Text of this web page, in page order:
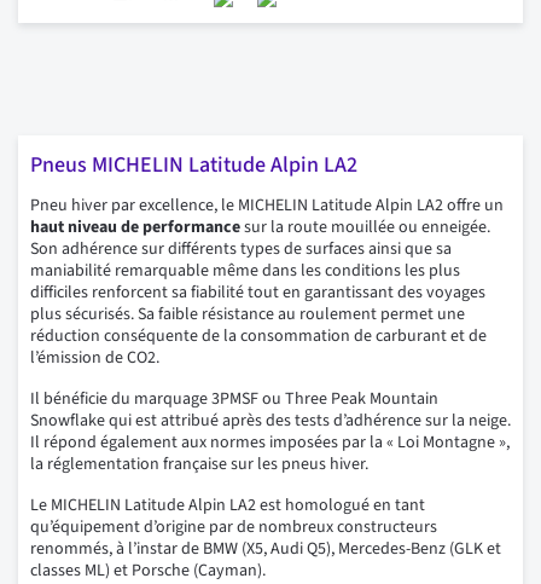
Pneus MICHELIN Latitude Alpin LA2
Pneu hiver par excellence, le MICHELIN Latitude Alpin LA2 offre un
haut niveau de performancesur la route mouillée ou enneigée.
Son adhérence sur différents types de surfaces ainsi que sa
maniabilité remarquable même dans les conditions les plus
difficiles renforcent sa fiabilité tout en garantissant des voyages
plus sécurisés. Sa faible résistance au roulement permet une
réduction conséquente de la consommation de carburant et de
l’émission de CO2.
Il bénéficie du marquage 3PMSF ou Three Peak Mountain
Snowflake qui est attribué après des tests d’adhérence sur la neige.
Il répond également aux normes imposées par la « Loi Montagne »,
la réglementation française sur les pneus hiver.
Le MICHELIN Latitude Alpin LA2 est homologué en tant
qu’équipement d’origine par de nombreux constructeurs
renommés, à l’instar de BMW (X5, Audi Q5), Mercedes-Benz (GLK et
classes ML) et Porsche (Cayman).